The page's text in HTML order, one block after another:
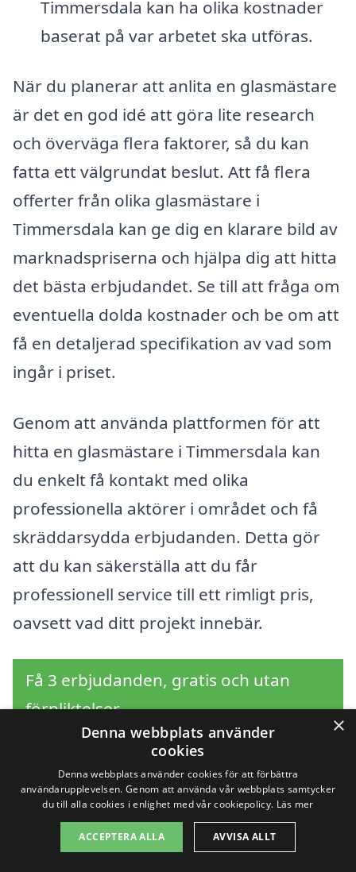
Timmersdala kan ha olika kostnader
baserat på var arbetet ska utföras.
När du planerar att anlita en glasmästare
är det en god idé att göra lite research
och överväga flera faktorer, så du kan
fatta ett välgrundat beslut. Att få flera
offerter från olika glasmästare i
Timmersdala kan ge dig en klarare bild av
marknadspriserna och hjälpa dig att hitta
det bästa erbjudandet. Se till att fråga om
eventuella dolda kostnader och be om att
få en detaljerad specifikation av vad som
ingår i priset.
Genom att använda plattformen för att
hitta en glasmästare i Timmersdala kan
du enkelt få kontakt med olika
professionella aktörer i området och få
skräddarsydda erbjudanden. Detta gör
att du kan säkerställa att du får
professionell service till ett rimligt pris,
oavsett vad ditt projekt innebär.
Få 3 erbjudanden, gratis och utan
förpliktelser
Sök efter en
professionell för
×
Denna webbplats använder
cookies
Denna webbplats använder cookies för att förbättra
användarupplevelsen. Genom att använda vår webbplats samtycker
du till alla cookies i enlighet med vår cookiepolicy. Läs mer
ACCEPTERA ALLA AVVISA ALLT